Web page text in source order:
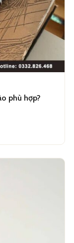
phù hợp?